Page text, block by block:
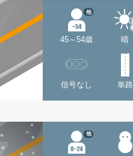
45～54歳
他
晴
信号なし 単路
他